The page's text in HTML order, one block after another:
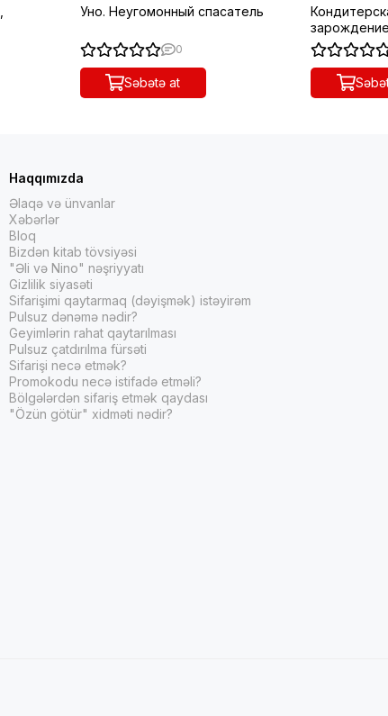
Уно. Неугомонный спасатель
0
Səbətə at
Haqqımızda
Əlaqə və ünvanlar
Xəbərlər
Bloq
Bizdən kitab tövsiyəsi
"Əli və Nino" nəşriyyatı
Gizlilik siyasəti
Sifarişimi qaytarmaq (dəyişmək) istəyirəm
Pulsuz dənəmə nədir?
Geyimlərin rahat qaytarılması
Pulsuz çatdırılma fürsəti
Sifarişi necə etmək?
Promokodu necə istifadə etməli?
Bölgələrdən sifariş etmək qaydası
"Özün götür" xidməti nədir?